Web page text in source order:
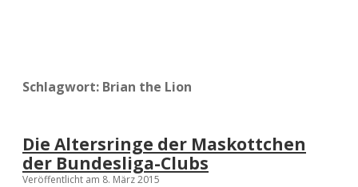
Schlagwort: Brian the Lion
Die Altersringe der Maskottchen
der Bundesliga-Clubs
Veröffentlicht am 8. März 2015